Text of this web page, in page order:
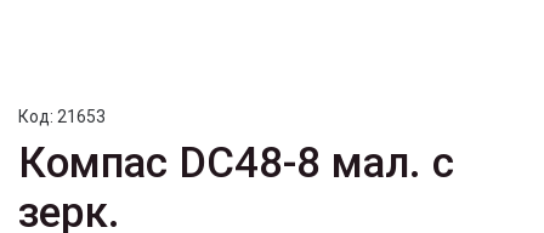
Код: 21653
Компас DC48-8 мал. с
зерк.